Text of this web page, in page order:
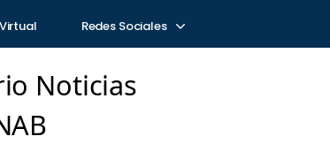
Redes Sociales
Noticias